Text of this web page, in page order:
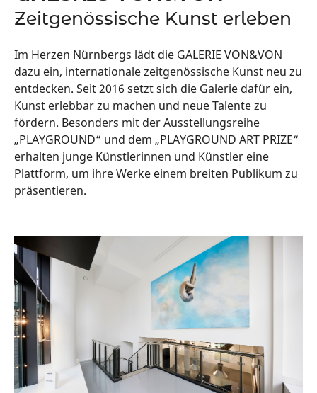
Zeitgenössische Kunst erleben
Im Herzen Nürnbergs lädt die GALERIE VON&VON
dazu ein, internationale zeitgenössische Kunst neu zu
entdecken. Seit 2016 setzt sich die Galerie dafür ein,
Kunst erlebbar zu machen und neue Talente zu
fördern. Besonders mit der Ausstellungsreihe
„PLAYGROUND“ und dem „PLAYGROUND ART PRIZE“
erhalten junge Künstlerinnen und Künstler eine
Plattform, um ihre Werke einem breiten Publikum zu
präsentieren.